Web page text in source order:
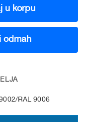
u korpu
odmah
RAL 9006